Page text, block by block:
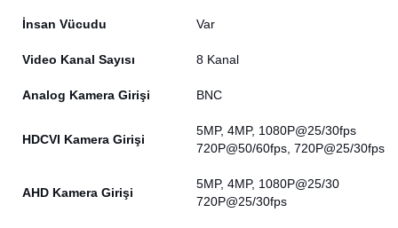
İnsan Vücudu Var
Video Kanal Sayısı 8 Kanal
Analog Kamera Girişi BNC
HDCVI Kamera Girişi
5MP, 4MP, 1080P@25/30fps
720P@50/60fps, 720P@25/30fps
AHD Kamera Girişi
5MP, 4MP, 1080P@25/30
720P@25/30fps